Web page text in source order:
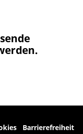
Barrierefreiheit